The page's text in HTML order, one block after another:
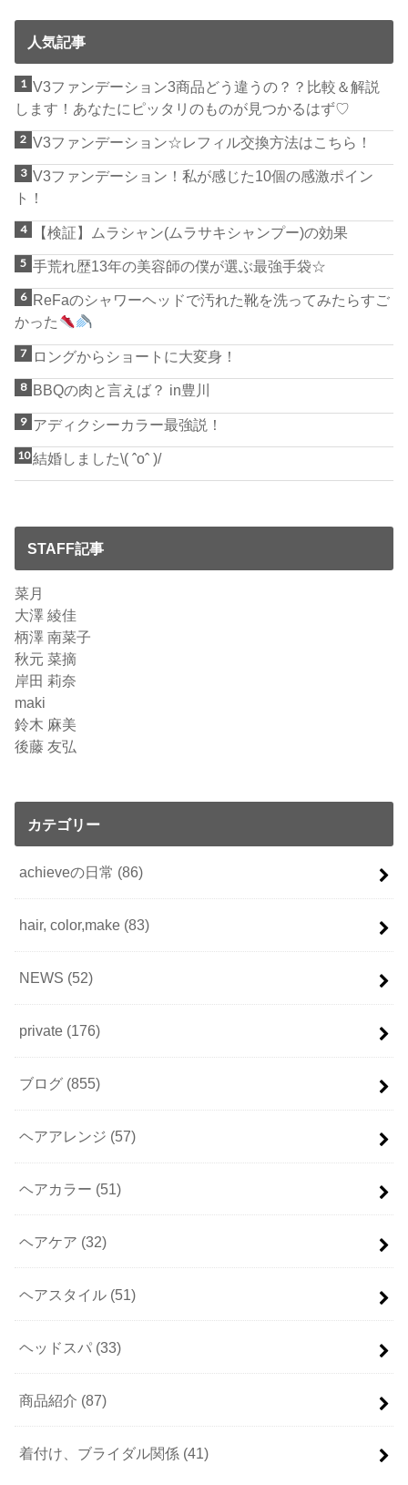
人気記事
V3ファンデーション3商品どう違うの？？比較＆解説
します！あなたにピッタリのものが見つかるはず♡
V3ファンデーション☆レフィル交換方法はこちら！
V3ファンデーション！私が感じた10個の感激ポイン
ト！
【検証】ムラシャン(ムラサキシャンプー)の効果
手荒れ歴13年の美容師の僕が選ぶ最強手袋☆
ReFaのシャワーヘッドで汚れた靴を洗ってみたらすご
かった
ロングからショートに大変身！
BBQの肉と言えば？ in豊川
アディクシーカラー最強説！
結婚しました\( ˆoˆ )/
STAFF記事
菜月
大澤 綾佳
柄澤 南菜子
秋元 菜摘
岸田 莉奈
maki
鈴木 麻美
後藤 友弘
カテゴリー
achieveの日常 (86)
hair, color,make (83)
NEWS (52)
private (176)
ブログ (855)
ヘアアレンジ (57)
ヘアカラー (51)
ヘアケア (32)
ヘアスタイル (51)
ヘッドスパ (33)
商品紹介 (87)
着付け、ブライダル関係 (41)